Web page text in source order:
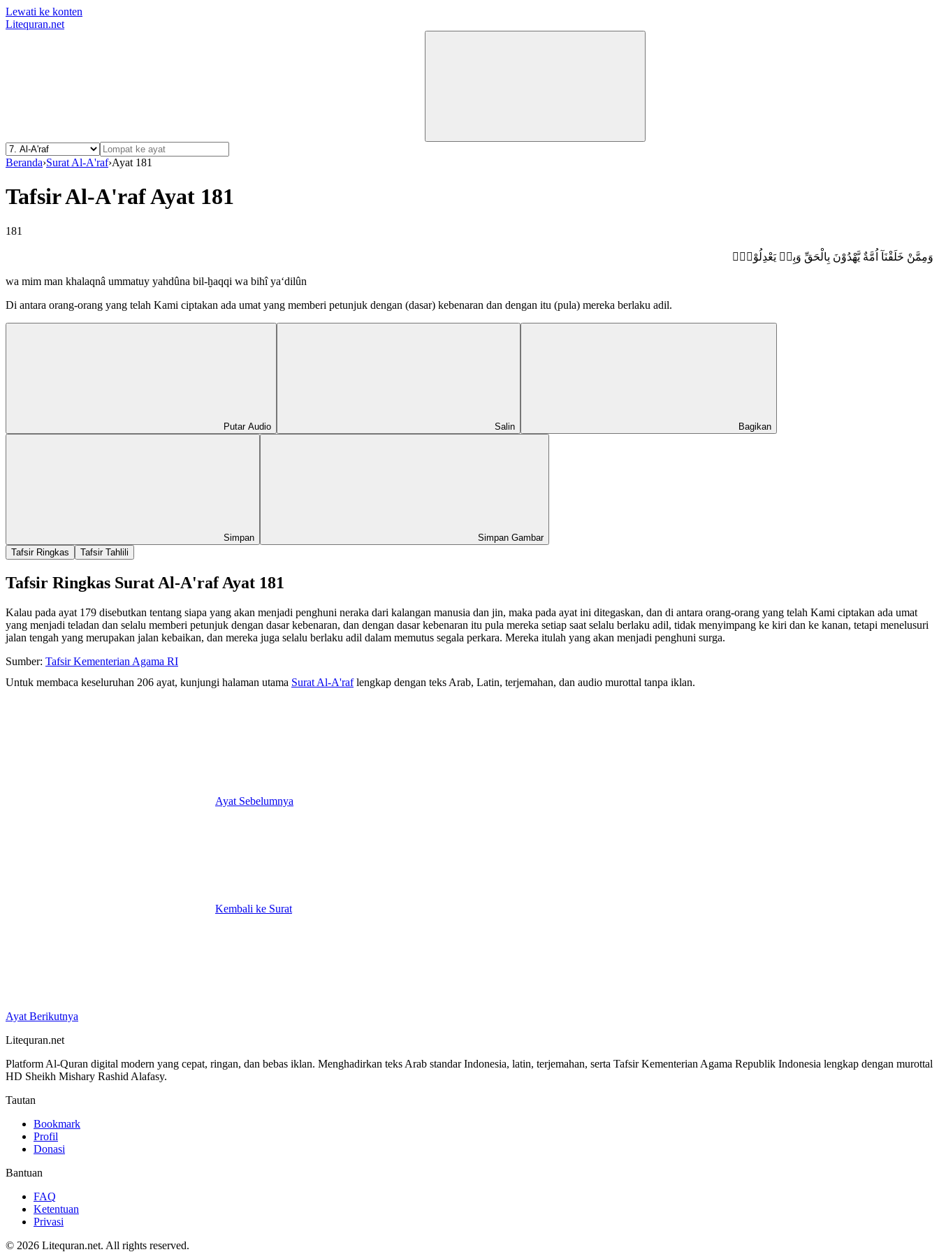
Lewati ke konten
Litequran.net
Beranda›Surat Al-A'raf›Ayat 181
Tafsir Al-A'raf Ayat 181
181
وَمِمَّنْ خَلَقْنَآ اُمَّةٌ يَّهْدُوْنَ بِالْحَقِّ وَبِهٖ يَعْدِلُوْنَࣖ
wa mim man khalaqnâ ummatuy yahdûna bil-ḫaqqi wa bihî ya‘dilûn
Di antara orang-orang yang telah Kami ciptakan ada umat yang memberi petunjuk dengan (dasar) kebenaran dan dengan itu (pula) mereka berlaku adil.
Putar Audio Salin Bagikan
Simpan
Simpan Gambar
Tafsir Ringkas
Tafsir Tahlili
Tafsir Ringkas Surat Al-A'raf Ayat 181
Kalau pada ayat 179 disebutkan tentang siapa yang akan menjadi penghuni neraka dari kalangan manusia dan jin, maka pada ayat ini ditegaskan, dan di antara orang-orang yang telah Kami ciptakan ada umat
yang menjadi teladan dan selalu memberi petunjuk dengan dasar kebenaran, dan dengan dasar kebenaran itu pula mereka setiap saat selalu berlaku adil, tidak menyimpang ke kiri dan ke kanan, tetapi menelusuri
jalan tengah yang merupakan jalan kebaikan, dan mereka juga selalu berlaku adil dalam memutus segala perkara. Mereka itulah yang akan menjadi penghuni surga.
Sumber: Tafsir Kementerian Agama RI
Untuk membaca keseluruhan 206 ayat, kunjungi halaman utama Surat Al-A'raflengkap dengan teks Arab, Latin, terjemahan, dan audio murottal tanpa iklan.
Ayat Sebelumnya
Kembali ke Surat
Ayat Berikutnya
Litequran.net
Platform Al-Quran digital modern yang cepat, ringan, dan bebas iklan. Menghadirkan teks Arab standar Indonesia, latin, terjemahan, serta Tafsir Kementerian Agama Republik Indonesia lengkap dengan murottal
HD Sheikh Mishary Rashid Alafasy.
Tautan
Bookmark
Profil
Donasi
Bantuan
FAQ
Ketentuan
Privasi
© 2026 Litequran.net. All rights reserved.